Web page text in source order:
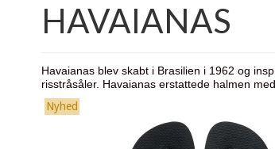
HAVAIANAS
Havaianas blev skabt i Brasilien i 1962 og
risstråsåler. Havaianas erstattede halmen
Nyhed